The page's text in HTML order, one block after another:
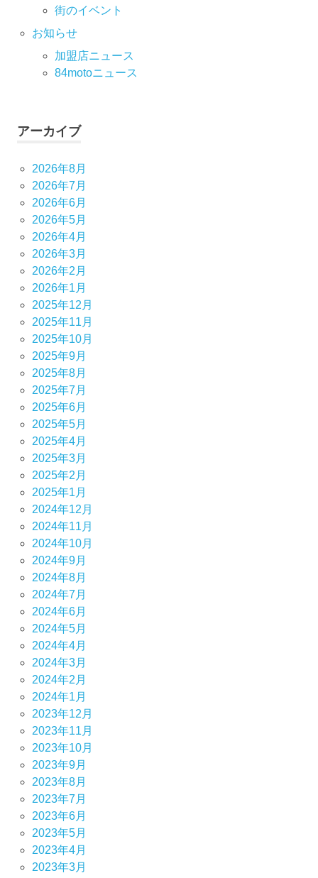
街のイベント
お知らせ
加盟店ニュース
84motoニュース
アーカイブ
2026年8月
2026年7月
2026年6月
2026年5月
2026年4月
2026年3月
2026年2月
2026年1月
2025年12月
2025年11月
2025年10月
2025年9月
2025年8月
2025年7月
2025年6月
2025年5月
2025年4月
2025年3月
2025年2月
2025年1月
2024年12月
2024年11月
2024年10月
2024年9月
2024年8月
2024年7月
2024年6月
2024年5月
2024年4月
2024年3月
2024年2月
2024年1月
2023年12月
2023年11月
2023年10月
2023年9月
2023年8月
2023年7月
2023年6月
2023年5月
2023年4月
2023年3月